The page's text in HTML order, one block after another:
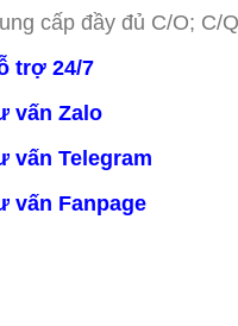
cấp đầy đủ C/O; C/
trợ 24/7
vấn Zalo
vấn Telegram
vấn Fanpage